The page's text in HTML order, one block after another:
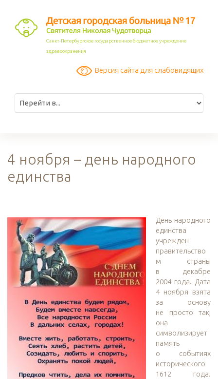
Санкт-Петербургское государственное бюджетное учреждение
здравоохранения
Версия сайта для слабовидящих
4 ноября – день народного
единства
День народного
единства
учрежден
правительство
м страны
в декабре
2004 года. Дата
4 ноября взята
за основу
не просто так,
она
символизирует
память
о событиях
исторического
1612 года.